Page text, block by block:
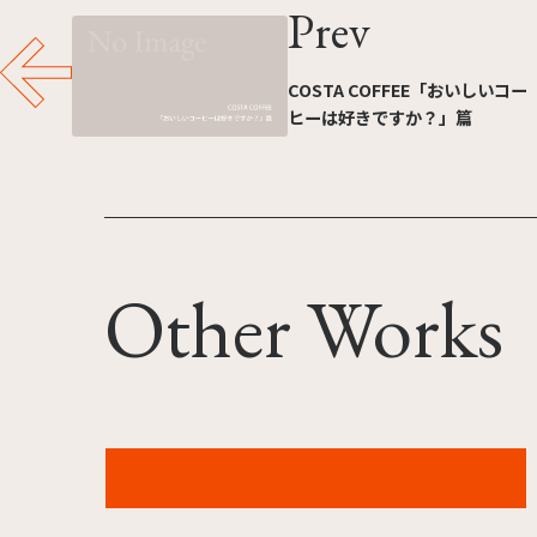
Prev
COSTA COFFEE「おいしいコー
ヒーは好きですか？」篇
Other Works